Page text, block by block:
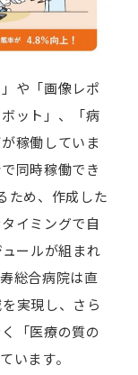
や「画像レポ
ット」、「病
稼働していま
同時稼働でき
ため、作成した
イミングで自
ールが組まれ
総合病院は直
実現し、さら
「医療の質の
います。